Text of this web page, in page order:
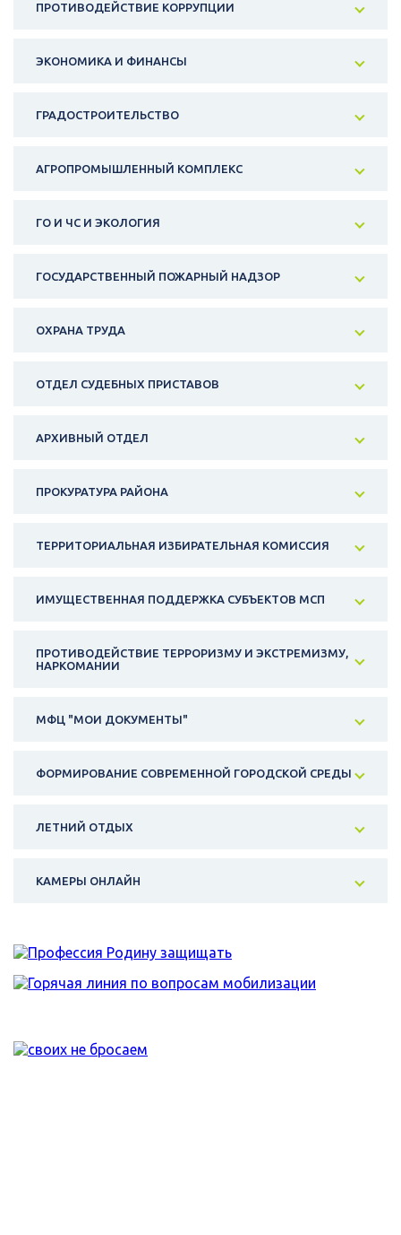
ПРОТИВОДЕЙСТВИЕ КОРРУПЦИИ
ЭКОНОМИКА И ФИНАНСЫ
ГРАДОСТРОИТЕЛЬСТВО
АГРОПРОМЫШЛЕННЫЙ КОМПЛЕКС
ГО И ЧС И ЭКОЛОГИЯ
ГОСУДАРСТВЕННЫЙ ПОЖАРНЫЙ НАДЗОР
ОХРАНА ТРУДА
ОТДЕЛ СУДЕБНЫХ ПРИСТАВОВ
АРХИВНЫЙ ОТДЕЛ
ПРОКУРАТУРА РАЙОНА
ТЕРРИТОРИАЛЬНАЯ ИЗБИРАТЕЛЬНАЯ КОМИССИЯ
ИМУЩЕСТВЕННАЯ ПОДДЕРЖКА СУБЪЕКТОВ МСП
ПРОТИВОДЕЙСТВИЕ ТЕРРОРИЗМУ И ЭКСТРЕМИЗМУ,
НАРКОМАНИИ
МФЦ "МОИ ДОКУМЕНТЫ"
ФОРМИРОВАНИЕ СОВРЕМЕННОЙ ГОРОДСКОЙ СРЕДЫ
ЛЕТНИЙ ОТДЫХ
КАМЕРЫ ОНЛАЙН